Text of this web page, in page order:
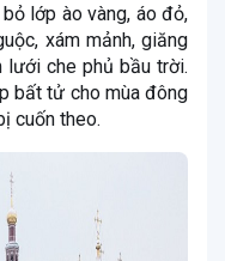
lớp ào vàng, áo đỏ,
xám mảnh, giăng
lưới che phủ bầu trời.
bất tử cho mùa đông
cuốn theo.